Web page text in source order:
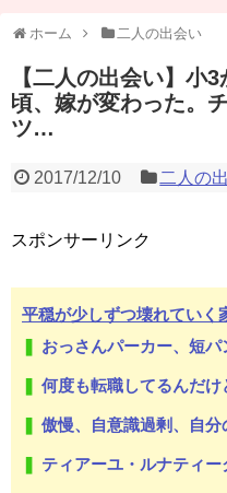
ホーム 二人の出会い
【二人の出会い】小
頃、嫁が変わった。
ツ…
2017/12/10 二人の
スポンサーリンク
平穏が少しずつ壊れていく
おっさんパーカー、短パン、ボディーバッグがダサい
何度も転職してるんだけど、どこ行っても「生意気」と悪く言われる。
傲慢、自意識過剰、自分のミスは棚に上げ、人の瑣末なミスをネチネチと
ティアーユ・ルナティークの中出し